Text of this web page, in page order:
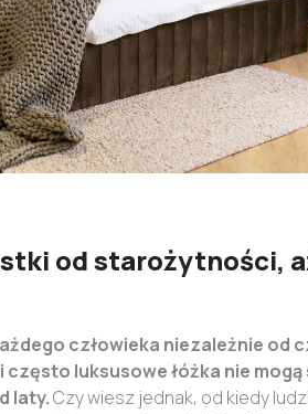
od starożytności,
człowieka niezależnie od
często luksusowe łóżka nie mogą
laty.Czy wiesz jednak, od kiedy